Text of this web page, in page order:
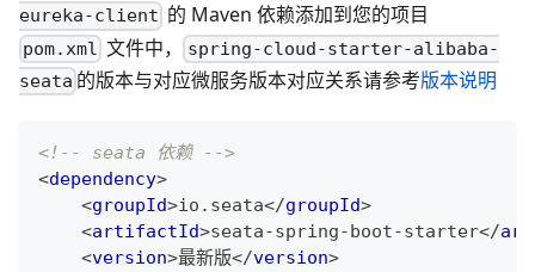
eureka-client 的 Maven 依赖添加到您的项目
pom.xml 文件中， spring-cloud-starter-alibaba-
seata 的版本与对应微服务版本对应关系请参考版本说明
<!-- seata 依赖 -->
<dependency>
<groupId>io.seata</groupId>
<artifactId>seata-spring-boot-starter</
<version>最新版</version>